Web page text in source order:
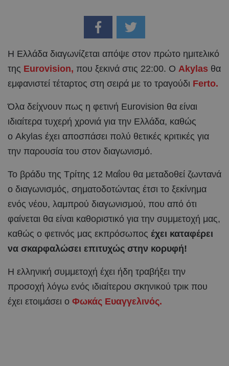
Η Ελλάδα διαγωνίζεται απόψε στον πρώτο ημιτελικό
της Eurovision, που ξεκινά στις 22:00. Ο Akylas θα
εμφανιστεί τέταρτος στη σειρά με το τραγούδι Ferto.
Όλα δείχνουν πως η φετινή Eurovision θα είναι
ιδιαίτερα τυχερή χρονιά για την Ελλάδα, καθώς
ο Akylas έχει αποσπάσει πολύ θετικές κριτικές για
την παρουσία του στον διαγωνισμό.
Το βράδυ της Τρίτης 12 Μαΐου θα μεταδοθεί ζωντανά
o διαγωνισμός, σηματοδοτώντας έτσι το ξεκίνημα
ενός νέου, λαμπρού διαγωνισμού, που από ότι
φαίνεται θα είναι καθοριστικό για την συμμετοχή μας,
καθώς ο φετινός μας εκπρόσωπος έχει καταφέρει
να σκαρφαλώσει επιτυχώς στην κορυφή!
Η ελληνική συμμετοχή έχει ήδη τραβήξει την
προσοχή λόγω ενός ιδιαίτερου σκηνικού τρικ που
έχει ετοιμάσει ο Φωκάς Ευαγγελινός.